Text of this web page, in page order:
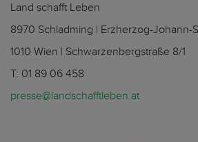
Land schafft Leben
8970 Schladming | Erzherzog-Johann-
1010 Wien | Schwarzenbergstraße 8/1
T: 01 89 06 458
presse@landschafftleben.at